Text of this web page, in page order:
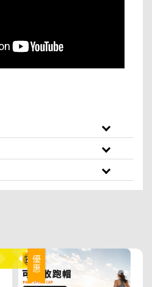
優惠